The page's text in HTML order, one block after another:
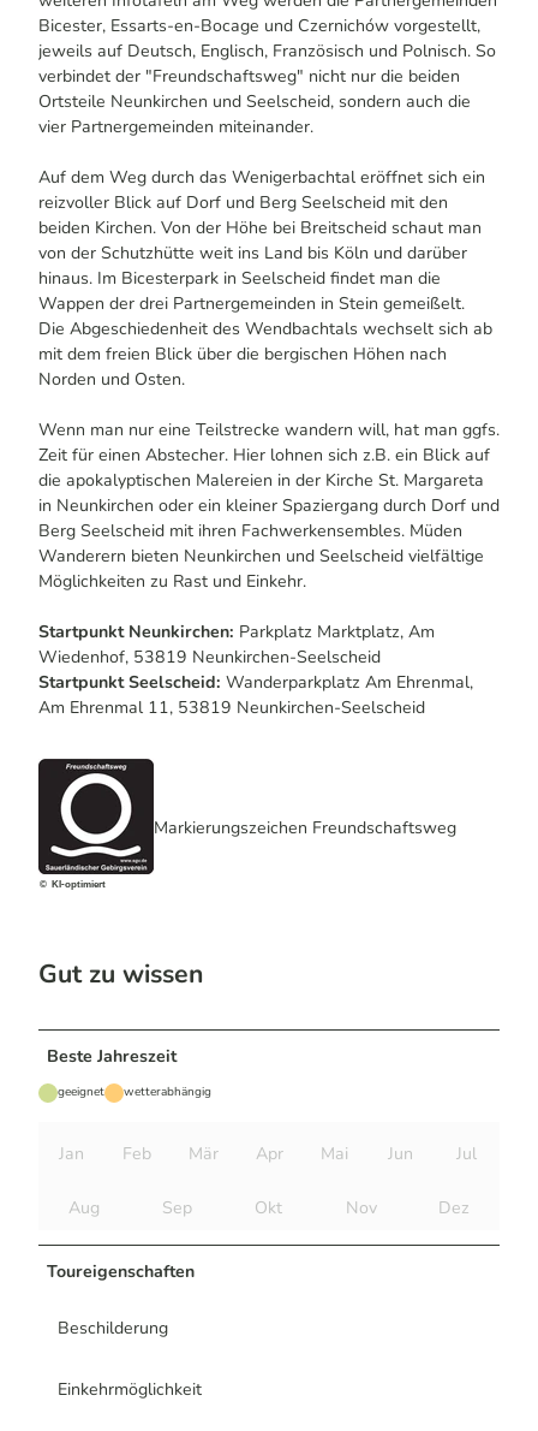
Bicester, Essarts-en-Bocage und Czernichów vorgestellt,
jeweils auf Deutsch, Englisch, Französisch und Polnisch. So
verbindet der "Freundschaftsweg" nicht nur die beiden
Ortsteile Neunkirchen und Seelscheid, sondern auch die
vier Partnergemeinden miteinander.
Auf dem Weg durch das Wenigerbachtal eröffnet sich ein
reizvoller Blick auf Dorf und Berg Seelscheid mit den
beiden Kirchen. Von der Höhe bei Breitscheid schaut man
von der Schutzhütte weit ins Land bis Köln und darüber
hinaus. Im Bicesterpark in Seelscheid findet man die
Wappen der drei Partnergemeinden in Stein gemeißelt.
Die Abgeschiedenheit des Wendbachtals wechselt sich ab
mit dem freien Blick über die bergischen Höhen nach
Norden und Osten.
Wenn man nur eine Teilstrecke wandern will, hat man ggfs.
Zeit für einen Abstecher. Hier lohnen sich z.B. ein Blick auf
die apokalyptischen Malereien in der Kirche St. Margareta
in Neunkirchen oder ein kleiner Spaziergang durch Dorf und
Berg Seelscheid mit ihren Fachwerkensembles. Müden
Wanderern bieten Neunkirchen und Seelscheid vielfältige
Möglichkeiten zu Rast und Einkehr.
Startpunkt Neunkirchen: Parkplatz Marktplatz, Am
Wiedenhof, 53819 Neunkirchen-Seelscheid
Startpunkt Seelscheid: Wanderparkplatz Am Ehrenmal,
Am Ehrenmal 11, 53819 Neunkirchen-Seelscheid
© KI-optimiert
Markierungszeichen Freundschaftsweg
Gut zu wissen
Beste Jahreszeit
geeignet wetterabhängig
Jan Feb Mär Apr Mai Jun Jul
Aug Sep Okt Nov Dez
Toureigenschaften
Beschilderung
Einkehrmöglichkeit